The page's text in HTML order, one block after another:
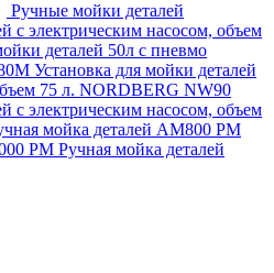
Ручные мойки деталей
с электрическим насосом, объем
деталей 50л с пневмо
Установка для мойки деталей
75 л. NORDBERG NW90
с электрическим насосом, объем
мойка деталей АМ800 РМ
РМ Ручная мойка деталей